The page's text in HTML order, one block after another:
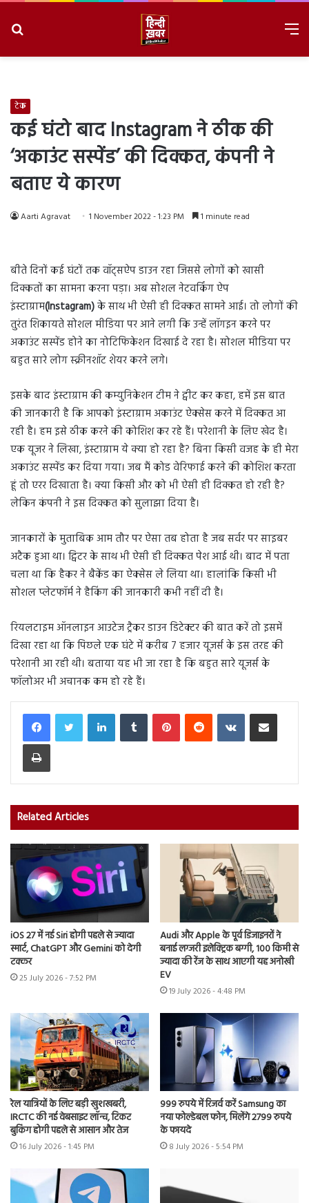
टेक
कई घंटो बाद Instagram ने ठीक की
‘अकाउंट सस्पेंड’ की दिक्कत, कंपनी ने
बताए ये कारण
Aarti Agravat 1 November 2022 - 1:23 PM 1 minute read
बीते दिनों कई घंटों तक वॉट्सऐप डाउन रहा जिससे लोगों को खासी
दिक्कतों का सामना करना पड़ा। अब सोशल नेटवर्किंग ऐप
इंस्टाग्राम(Instagram)के साथ भी ऐसी ही दिक्कत सामने आई। तो लोगों की
तुरंत शिकायते सोशल मीडिया पर आने लगी कि उन्हें लॉगइन करने पर
अकाउंट सस्पेंड होने का नोटिफिकेशन दिखाई दे रहा है। सोशल मीडिया पर
बहुत सारे लोग स्क्रीनशॉट शेयर करने लगे।
इसके बाद इंस्टाग्राम की कम्युनिकेशन टीम ने ट्वीट कर कहा, हमें इस बात
की जानकारी है कि आपको इंस्टाग्राम अकाउंट ऐक्सेस करने में दिक्कत आ
रही है। हम इसे ठीक करने की कोशिश कर रहे हैं। परेशानी के लिए खेद है।
एक यूजर ने लिखा, इंस्टाग्राम ये क्या हो रहा है? बिना किसी वजह के ही मेरा
अकाउंट सस्पेंड कर दिया गया। जब मैं कोड वेरिफाई करने की कोशिश करता
हूं तो एरर दिखाता है। क्या किसी और को भी ऐसी ही दिक्कत हो रही है?
लेकिन कंपनी ने इस दिक्कत को सुलाझा दिया है।
जानकारों के मुताबिक आम तौर पर ऐसा तब होता है जब सर्वर पर साइबर
अटैक हुआ था। ट्विटर के साथ भी ऐसी ही दिक्कत पेश आई थी। बाद में पता
चला था कि हैकर ने बैकेंड का ऐक्सेस ले लिया था। हालांकि किसी भी
सोशल प्लेटफॉर्म ने हैकिंग की जानकारी कभी नहीं दी है।
रियलटाइम ऑनलाइन आउटेज ट्रैकर डाउन डिटेक्टर की बात करें तो इसमें
दिखा रहा था कि पिछले एक घंटे में करीब 7 हजार यूजर्स के इस तरह की
परेशानी आ रही थी। बताया यह भी जा रहा है कि बहुत सारे यूजर्स के
फॉलोअर भी अचानक कम हो रहे हैं।
LinkedInTumblr PinterestReddit VKontakteShare via Email
Print
Related Articles
iOS 27 में नई Siri होगी पहले से ज्यादा
स्मार्ट, ChatGPT और Gemini को देगी
टक्कर
25 July 2026 - 7:52 PM
Audi और Apple के पूर्व डिजाइनरों ने
बनाई लग्जरी इलेक्ट्रिक बग्गी, 100 किमी से
ज्यादा की रेंज के साथ आएगी यह अनोखी
EV
19 July 2026 - 4:48 PM
रेल यात्रियों के लिए बड़ी खुशखबरी,
IRCTC की नई वेबसाइट लॉन्च, टिकट
बुकिंग होगी पहले से आसान और तेज
16 July 2026 - 1:45 PM
999 रुपये में रिजर्व करें Samsung का
नया फोल्डेबल फोन, मिलेंगे 2799 रुपये
के फायदे
8 July 2026 - 5:54 PM